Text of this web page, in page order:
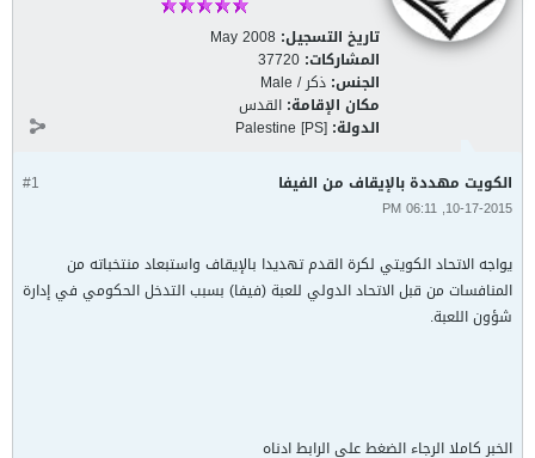
تاريخ التسجيل: May 2008
المشاركات: 37720
الجنس: ذكر / Male
مكان الإقامة: القدس
الدولة: Palestine [PS]
#1 الكويت مهددة بالإيقاف من الفيفا
10-17-2015, 06:11 PM
يواجه الاتحاد الكويتي لكرة القدم تهديدا بالإيقاف واستبعاد منتخباته من
المنافسات من قبل الاتحاد الدولي للعبة (فيفا) بسبب التدخل الحكومي في إدارة
شؤون اللعبة.
الخبر كاملا الرجاء الضغط على الرابط ادناه